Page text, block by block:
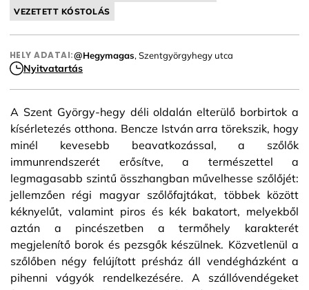
VEZETETT KÓSTOLÁS
HELY ADATAI:@Hegymagas, Szentgyörgyhegy utca
Nyitvatartás
A Szent György-hegy déli oldalán elterülő borbirtok a
kísérletezés otthona. Bencze István arra törekszik, hogy
minél kevesebb beavatkozással, a szőlők
immunrendszerét erősítve, a természettel a
legmagasabb szintű összhangban művelhesse szőlőjét:
jellemzően régi magyar szőlőfajtákat, többek között
kéknyelűt, valamint piros és kék bakatort, melyekből
aztán a pincészetben a termőhely karakterét
megjelenítő borok és pezsgők készülnek. Közvetlenül a
szőlőben négy felújított présház áll vendégházként a
pihenni vágyók rendelkezésére. A szállóvendégeket